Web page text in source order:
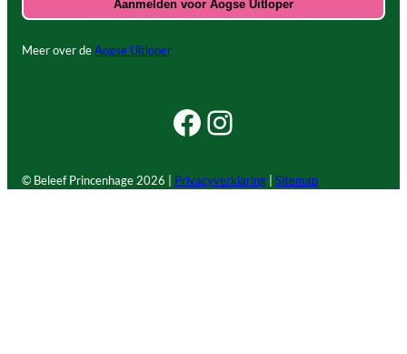
Meer over deAogse Uitloper
Facebook Beleef Princenhage
Instagram Beleef Princenhage
© Beleef Princenhage 2026 | Privacyverklaring Sitemap